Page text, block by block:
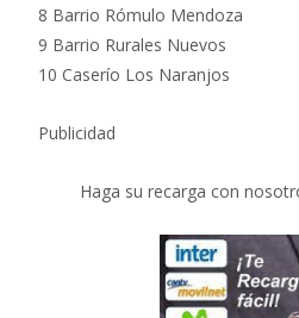
8 Barrio Rómulo Mendoza
9 Barrio Rurales Nuevos
10 Caserío Los Naranjos
Publicidad
Haga su recarga con